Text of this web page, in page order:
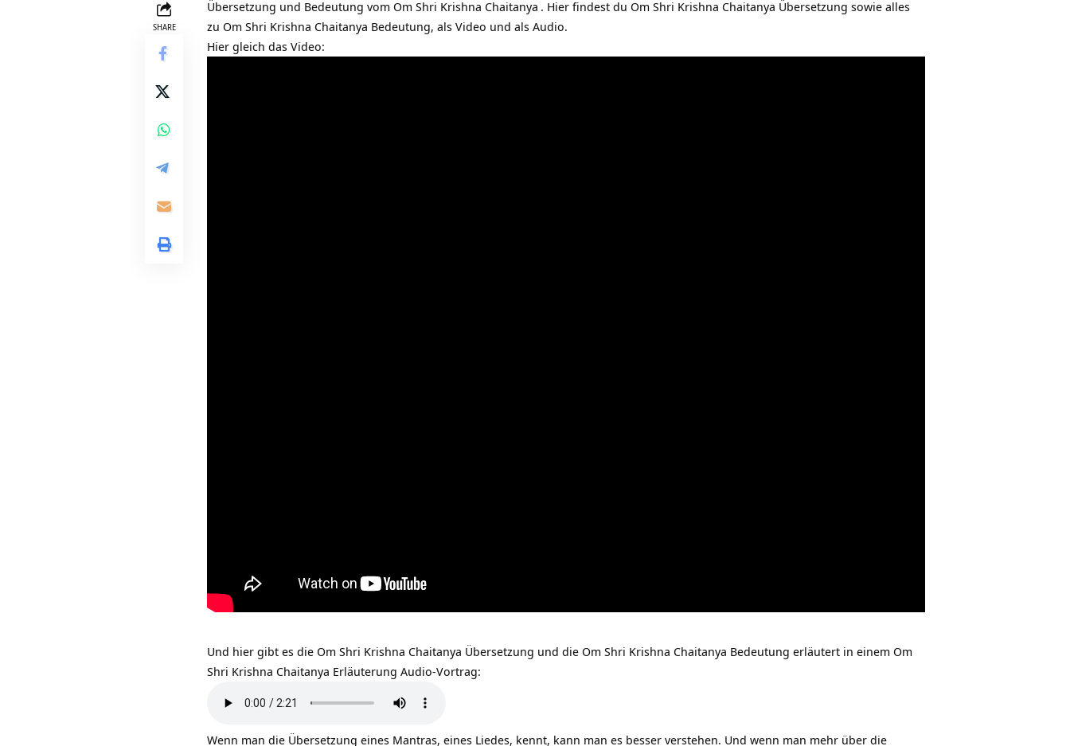
SHARE
Übersetzung und Bedeutung vom Om Shri Krishna Chaitanya . Hier findest du Om Shri Krishna Chaitanya Übersetzung sowie alles
zu Om Shri Krishna Chaitanya Bedeutung, als Video und als Audio.
Hier gleich das Video:
Und hier gibt es die Om Shri Krishna Chaitanya Übersetzung und die Om Shri Krishna Chaitanya Bedeutung erläutert in einem Om
Shri Krishna Chaitanya Erläuterung Audio-Vortrag:
Wenn man die Übersetzung eines Mantras, eines Liedes, kennt, kann man es besser verstehen. Und wenn man mehr über die